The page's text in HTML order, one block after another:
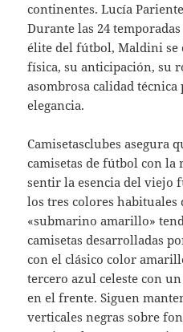
continentes. Lucía
Durante las 24
élite del fútbol, Maldini se
física, su anticipación, su
asombrosa calidad
elegancia.
Camisetasclubes asegura
camisetas de fútbol con la
sentir la esencia del viejo
los tres colores
«submarino amarillo»
camisetas desarrolladas
con el clásico color
tercero azul celeste con
en el frente. Siguen
verticales negras sobre